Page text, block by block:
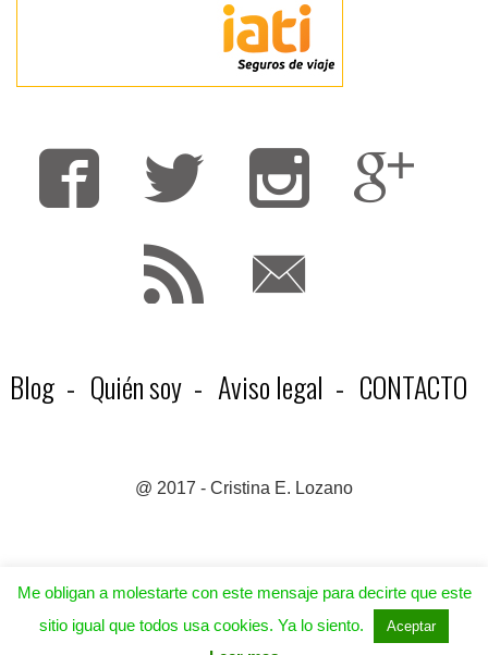
Blog Quién soy Aviso legal CONTACTO
@ 2017 - Cristina E. Lozano
Me obligan a molestarte con este mensaje para decirte que este
sitio igual que todos usa cookies. Ya lo siento.
Aceptar